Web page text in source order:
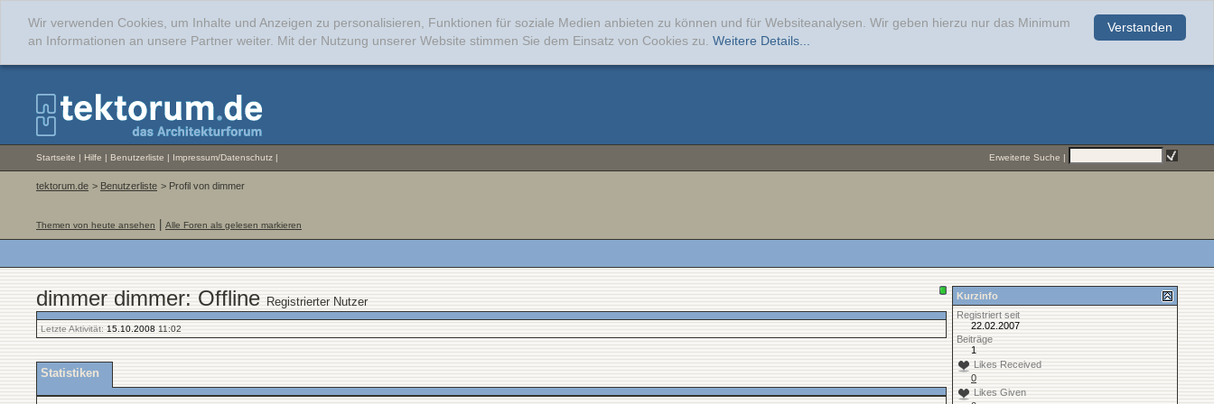
Verstanden
Wir verwenden Cookies, um Inhalte und Anzeigen zu personalisieren, Funktionen für soziale Medien anbieten zu können und für Websiteanalysen. Wir geben hierzu nur das Minimum
an Informationen an unsere Partner weiter. Mit der Nutzung unserer Website stimmen Sie dem Einsatz von Cookies zu. Weitere Details...
Startseite | Hilfe | Benutzerliste | Impressum/Datenschutz | Erweiterte Suche |
tektorum.de > Benutzerliste > Profil von dimmer
Themen von heute ansehen Alle Foren als gelesen markieren
dimmer dimmer: Offline Registrierter Nutzer
Letzte Aktivität: 15.10.2008 11:02
Statistiken
Kurzinfo
Registriert seit
22.02.2007
Beiträge
1
Likes Received
0
Likes Given